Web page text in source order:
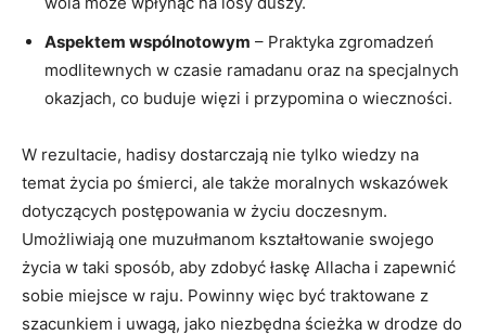
Aspektem wspólnotowym – Praktyka zgromadzeń
modlitewnych w czasie ramadanu oraz na specjalnych
okazjach, co buduje więzi i przypomina o wieczności.
W rezultacie, hadisy dostarczają nie tylko wiedzy na
temat życia po śmierci, ⁢ale ⁢także moralnych wskazówek
dotyczących postępowania w życiu doczesnym.
Umożliwiają one muzułmanom kształtowanie swojego
życia w ‌taki sposób, aby ⁤zdobyć łaskę Allacha i zapewnić
sobie miejsce w raju. Powinny więc być traktowane z
szacunkiem i uwagą, jako niezbędna ścieżka w drodze do